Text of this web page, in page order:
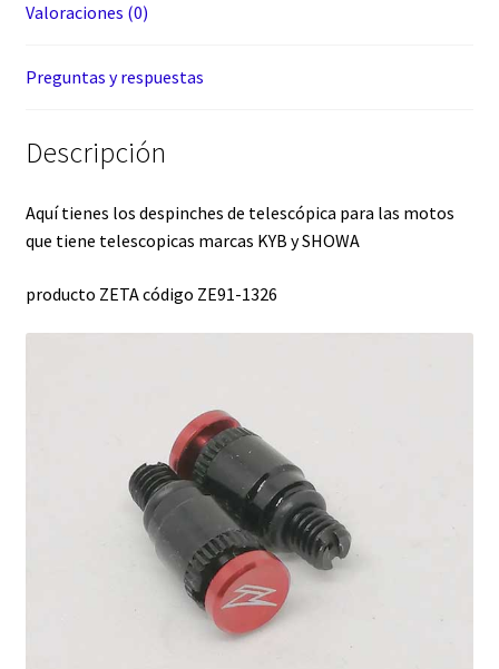
Valoraciones (0)
Preguntas y respuestas
Descripción
Aquí tienes los despinches de telescópica para las motos
que tiene telescopicas marcas KYB y SHOWA
producto ZETA código ZE91-1326